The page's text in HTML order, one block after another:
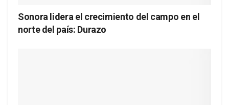
Sonora lidera el crecimiento del campo en el
norte del país: Durazo